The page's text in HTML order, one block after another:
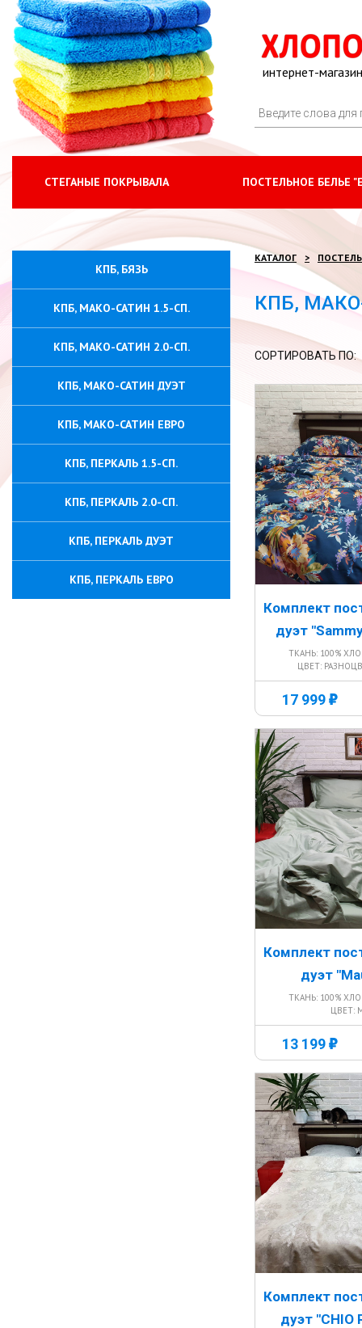
интернет-
СТЕГАНЫЕ ПОКРЫВАЛА ПОСТЕЛЬНОЕ БЕЛЬЕ
КПБ, БЯЗЬ
КПБ, МАКО-САТИН 1.5-СП.
КПБ, МАКО-САТИН 2.0-СП.
КПБ, МАКО-САТИН ДУЭТ
КПБ, МАКО-САТИН ЕВРО
КПБ, ПЕРКАЛЬ 1.5-СП.
КПБ, ПЕРКАЛЬ 2.0-СП.
КПБ, ПЕРКАЛЬ ДУЭТ
КПБ, ПЕРКАЛЬ ЕВРО
КАТАЛОГ
КПБ,
СОРТИРОВАТЬ ПО:
Комплект
дуэт
ТКАНЬ: 100%
ЦВЕТ:
17 999г
Комплект
дуэт
ТКАНЬ: 100%
ЦВЕТ:
13 199г
Комплект
дуэт "CHIO